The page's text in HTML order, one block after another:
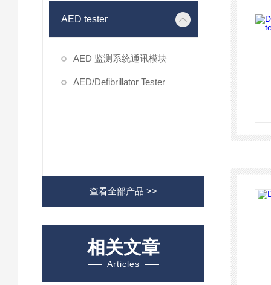
AED tester
AED 监测系统通讯模块
AED/Defibrillator Tester
查看全部产品 >>
相关文章
Articles